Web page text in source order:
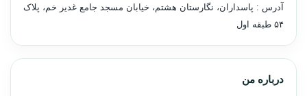
آدرس : پاسداران، نگارستان هشتم، خیابان مسجد جامع غدیر خم، پلاک
۵۴ طبقه اول
درباره من